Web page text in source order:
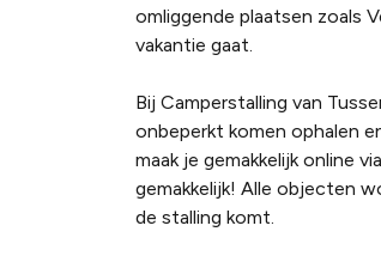
omliggende plaatsen zoals
vakantie gaat.
Bij Camperstalling van
onbeperkt komen ophalen
maak je gemakkelijk online
gemakkelijk! Alle objecten
de stalling komt.